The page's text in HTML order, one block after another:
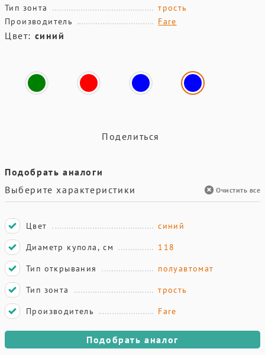
Тип зонта
трость
Производитель
Fare
Цвет: синий
Поделиться
Подобрать аналоги
Выберите характеристики
Очистить все
Цвет
синий
Диаметр купола, см
118
Тип открывания
полуавтомат
Тип зонта
трость
Производитель
Fare
Подобрать аналог